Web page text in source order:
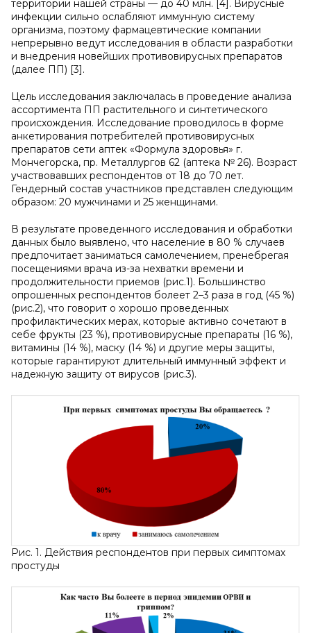
территории нашей страны — до 40 млн. [4]. Вирусные
инфекции сильно ослабляют иммунную систему
организма, поэтому фармацевтические компании
непрерывно ведут исследования в области разработки
и внедрения новейших противовирусных препаратов
(далее ПП) [3].
Цель исследования заключалась в проведение анализа
ассортимента ПП растительного и синтетического
происхождения. Исследование проводилось в форме
анкетирования потребителей противовирусных
препаратов сети аптек «Формула здоровья» г.
Мончегорска, пр. Металлургов 62 (аптека № 26). Возраст
участвовавших респондентов от 18 до 70 лет.
Гендерный состав участников представлен следующим
образом: 20 мужчинами и 25 женщинами.
В результате проведенного исследования и обработки
данных было выявлено, что население в 80 % случаев
предпочитает заниматься самолечением, пренебрегая
посещениями врача из-за нехватки времени и
продолжительности приемов (рис.1). Большинство
опрошенных респондентов болеет 2–3 раза в год (45 %)
(рис.2), что говорит о хорошо проведенных
профилактических мерах, которые активно сочетают в
себе фрукты (23 %), противовирусные препараты (16 %),
витамины (14 %), маску (14 %) и другие меры защиты,
которые гарантируют длительный иммунный эффект и
надежную защиту от вирусов (рис.3).
Рис. 1. Действия респондентов при первых симптомах
простуды